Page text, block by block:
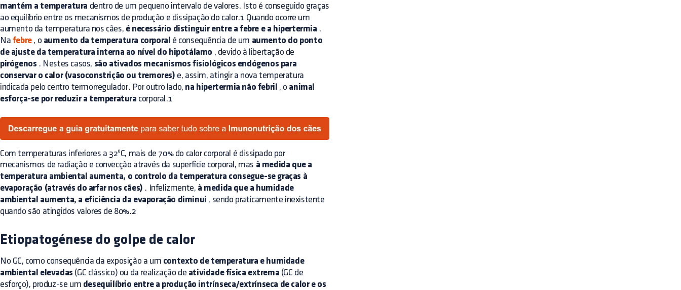
mantém a temperatura dentro de um pequeno intervalo de valores. Isto é conseguido graças
ao equilíbrio entre os mecanismos de produção e dissipação do calor.1 Quando ocorre um
aumento da temperatura nos cães, é necessário distinguir entre a febre e a hipertermia .
Na febre, o aumento da temperatura corporal é consequência de um aumento do ponto
de ajuste da temperatura interna ao nível do hipotálamo , devido à libertação de
pirógenos . Nestes casos, são ativados mecanismos fisiológicos endógenos para
conservar o calor (vasoconstrição ou tremores) e, assim, atingir a nova temperatura
indicada pelo centro termorregulador. Por outro lado, na hipertermia não febril , o animal
esforça-se por reduzir a temperatura corporal.1
Com temperaturas inferiores a 32ºC, mais de 70% do calor corporal é dissipado por
mecanismos de radiação e convecção através da superfície corporal, mas à medida que a
temperatura ambiental aumenta, o controlo da temperatura consegue-se graças à
evaporação (através do arfar nos cães) . Infelizmente, à medida que a humidade
ambiental aumenta, a eficiência da evaporação diminui , sendo praticamente inexistente
quando são atingidos valores de 80%.2
Etiopatogénese do golpe de calor
No GC, como consequência da exposição a um contexto de temperatura e humidade
ambiental elevadas (GC clássico) ou da realização de atividade física extrema (GC de
esforço), produz-se um desequilíbrio entre a produção intrínseca/extrínseca de calor e os